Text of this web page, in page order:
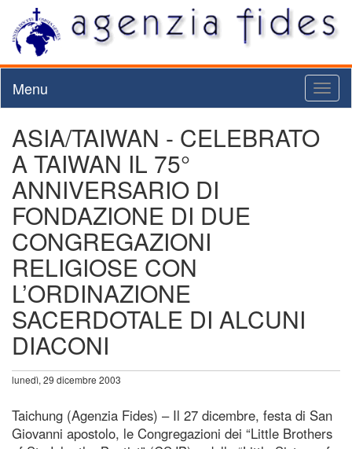
Menu
ASIA/TAIWAN - CELEBRATO
A TAIWAN IL 75°
ANNIVERSARIO DI
FONDAZIONE DI DUE
CONGREGAZIONI
RELIGIOSE CON
L’ORDINAZIONE
SACERDOTALE DI ALCUNI
DIACONI
lunedì, 29 dicembre 2003
Taichung (Agenzia Fides) – Il 27 dicembre, festa di San
Giovanni apostolo, le Congregazioni dei “Little Brothers